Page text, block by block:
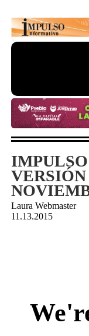
Laura Webmaster
11.13.2015